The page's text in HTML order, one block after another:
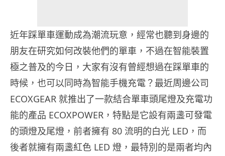
近年踩單車運動成為潮流玩意，經常也聽到身邊的
朋友在研究如何改裝他們的單車，不過在智能裝置
極之普及的今日，大家有沒有曾經想過在踩單車的
時候，也可以同時為智能手機充電？最近周邊公司
ECOXGEAR 就推出了一款結合單車頭尾燈及充電功
能的產品 ECOXPOWER，特點是它設有兩盞可發電
的頭燈及尾燈，前者擁有 80 流明的白光 LED，而
後者就擁有兩盞紅色 LED 燈，最特別的是兩者均內